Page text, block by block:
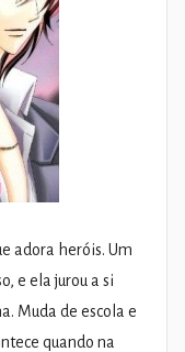
adora heróis. Um
e ela jurou a si
Muda de escola e
quando na